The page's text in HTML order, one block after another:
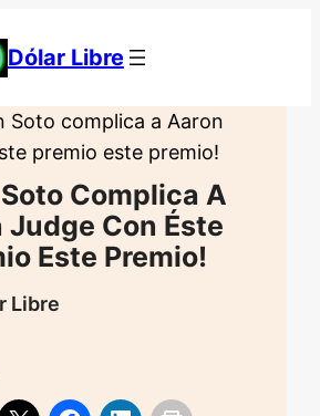
Dólar Libre
Soto complica a Aaron
premio este premio!
Soto Complica A
Judge Con Éste
Este Premio!
Libre